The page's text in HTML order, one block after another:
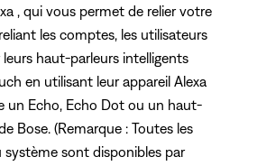
, qui vous permet de relier votre
les comptes, les utilisateurs
haut-parleurs intelligents
en utilisant leur appareil Alexa
un Echo, Echo Dot ou un haut-
Bose. (Remarque : Toutes les
sont disponibles par